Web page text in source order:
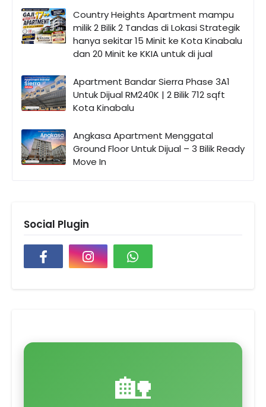
Country Heights Apartment mampu
milik 2 Bilik 2 Tandas di Lokasi Strategik
hanya sekitar 15 Minit ke Kota Kinabalu
dan 20 Minit ke KKIA untuk di jual
Apartment Bandar Sierra Phase 3A1
Untuk Dijual RM240K | 2 Bilik 712 sqft
Kota Kinabalu
Angkasa Apartment Menggatal
Ground Floor Untuk Dijual – 3 Bilik Ready
Move In
Social Plugin
🏡